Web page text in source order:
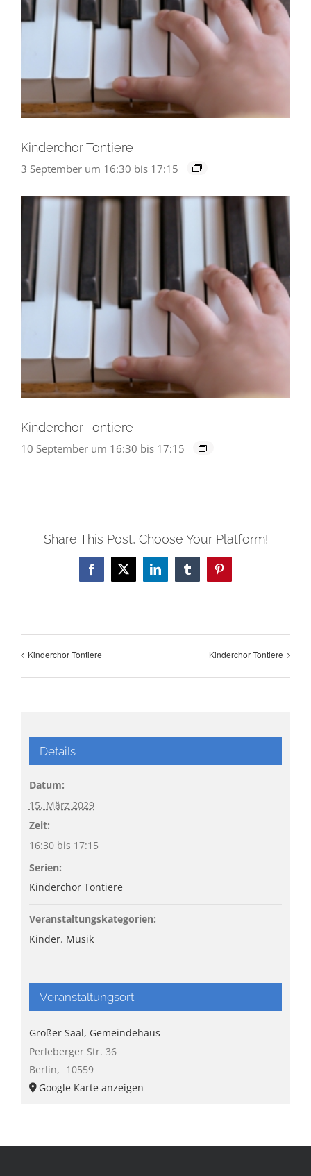
Kinderchor Tontiere
3 September um 16:30 bis 17:15
Kinderchor Tontiere
10 September um 16:30 bis 17:15
Share This Post, Choose Your Platform!
Facebook
X LinkedInTumblrPinterest
Kinderchor Tontiere Kinderchor Tontiere
Details
Datum:
15. März 2029
Zeit:
16:30 bis 17:15
Serien:
Kinderchor Tontiere
Veranstaltungskategorien:
Kinder, Musik
Veranstaltungsort
Großer Saal, Gemeindehaus
Perleberger Str. 36
Berlin, 10559
Google Karte anzeigen